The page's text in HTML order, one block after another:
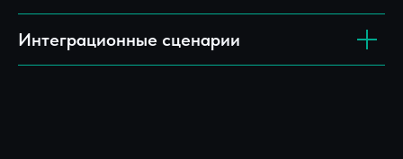
Интеграционные сценарии